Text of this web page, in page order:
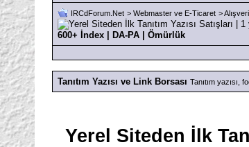
IRCdForum.Net > Webmaster ve E-Ticaret >
600+ İndex | DA-PA | Ömürlük
Tanıtım Yazısı ve Link Borsası Tanıtım yazısı,
Yerel Siteden İlk